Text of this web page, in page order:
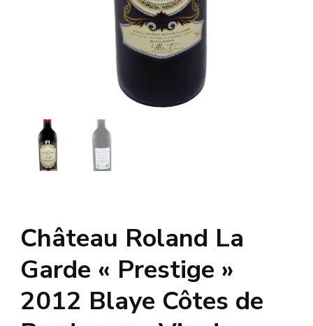
Château Roland La
Garde « Prestige »
2012 Blaye Côtes de